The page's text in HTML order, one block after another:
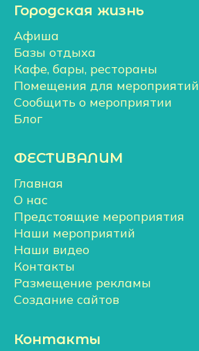
Городская жизнь
Афиша
Базы отдыха
Кафе, бары, рестораны
Помещения для мероприятий
Сообщить о мероприятии
Блог
ФЕСТИВАЛИМ
Главная
О нас
Предстоящие мероприятия
Наши мероприятий
Наши видео
Контакты
Размещение рекламы
Создание сайтов
Контакты